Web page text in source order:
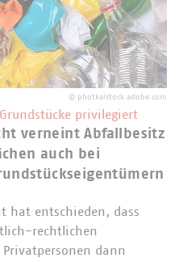
© photka/stock.adobe.com
privilegiert
verneint Abfallbesitz
auch bei
hat entschieden, dass
rechtlichen
dann